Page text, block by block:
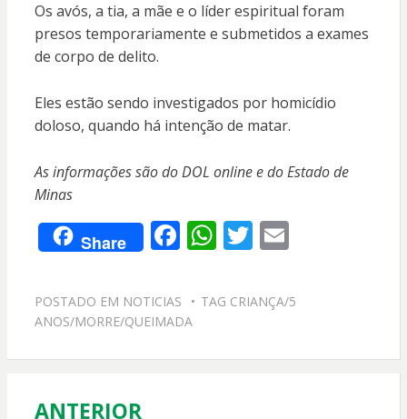
Os avós, a tia, a mãe e o líder espiritual foram
presos temporariamente e submetidos a exames
de corpo de delito.
Eles estão sendo investigados por homicídio
doloso, quando há intenção de matar.
As informações são do DOL online e do Estado de
Minas
Share F
e
b
o
W
at
A
T
itt
er
E
ai
POSTADO EM NOTICIAS TAG CRIANÇA/5
ANOS/MORRE/QUEIMADA
ANTERIOR